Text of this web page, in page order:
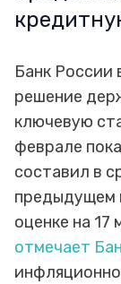
Банк России
решение
ключевую
феврале
составил в
предыдущем
оценке на 17
отмечает